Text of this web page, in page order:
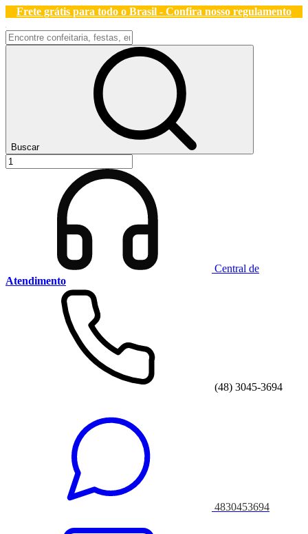
Frete grátis para todo o Brasil - Confira nosso regulamento
Buscar
Central de
Atendimento
(48) 3045-3694
4830453694